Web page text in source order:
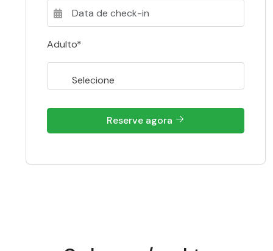
Adulto*
Reserve agora